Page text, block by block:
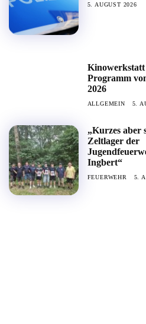
5. AUGUST 2026
Programm
2026
ALLGEMEIN 5.
„Kurzes aber
Zeltlager der
Ingbert“
FEUERWEHR 5.